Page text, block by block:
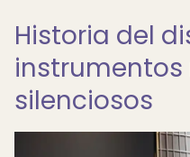
Historia del
silenciosos